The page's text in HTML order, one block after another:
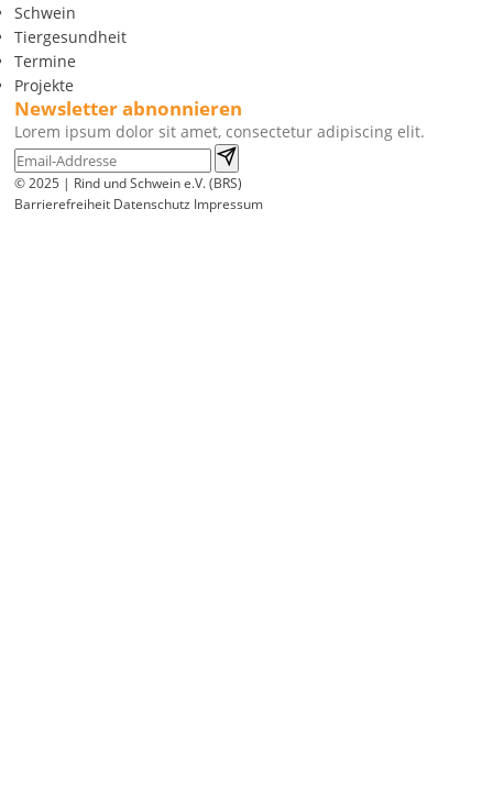
Schwein
Tiergesundheit
Termine
Projekte
Newsletter abnonnieren
Lorem ipsum dolor sit amet, consectetur adipiscing elit.
© 2025 | Rind und Schwein e.V. (BRS)
Barrierefreiheit Datenschutz Impressum